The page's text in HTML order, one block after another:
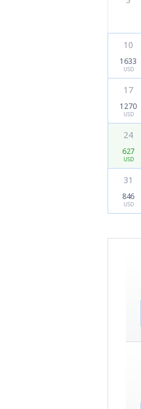
10
1633
USD
17
1270
USD
24
627
USD
31
846
USD